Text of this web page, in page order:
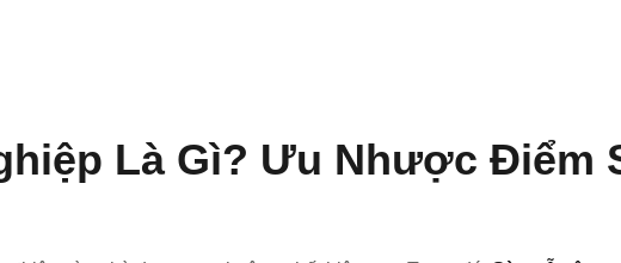
Là Gì? Ưu Nhược Điểm